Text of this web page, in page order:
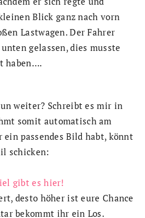
Blick ganz nach vorn
Lastwagen. Der Fahrer
gelassen, dies musste
haben….
weiter? Schreibt es mir in
somit automatisch am
passendes Bild habt, könnt
schicken:
gibt es hier!
desto höher ist eure Chance
bekommt ihr ein Los.